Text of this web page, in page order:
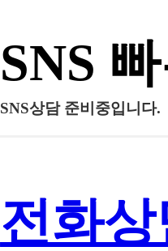
SNS
SNS상담 준비중입니다.
전화